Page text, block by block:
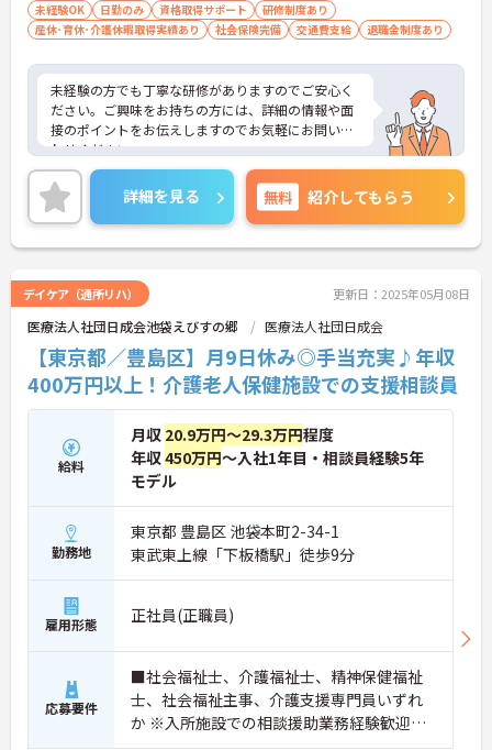
未経験OK 日勤のみ 資格取得サポート
研修制度あり
産休･育休･介護休暇取得実績あり
社会保険完備 交通費支給 退職金制度あり
未経験の方でも丁寧な研修がありますのでご安心く
ださい。ご興味をお持ちの方には、詳細の情報や面
接のポイントをお伝えしますのでお気軽にお問い合
わせください。
詳細を見る 無料 紹介してもらう
デイケア（通所リハ） 更新日：2025年05月08日
医療法人社団日成会池袋えびすの郷 医療法人社団日成会
【東京都／豊島区】月9日休み◎手当充実♪年収
400万円以上！介護老人保健施設での支援相談員
給料
月収 20.9万円～29.3万円程度
年収450万円～入社1年目・相談員経験5年
モデル
勤務地
東京都 豊島区 池袋本町2-34-1
東武東上線「下板橋駅」徒歩9分
雇用形態 正社員(正職員)
応募要件
■社会福祉士、介護福祉士、精神保健福祉
士、社会福祉主事、介護支援専門員いずれ
か ※入所施設での相談援助業務経験歓迎、